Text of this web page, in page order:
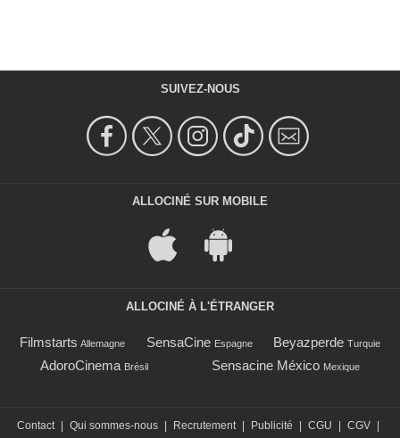
SUIVEZ-NOUS
ALLOCINÉ SUR MOBILE
ALLOCINÉ À L'ÉTRANGER
Filmstarts Allemagne SensaCine Espagne Beyazperde Turquie
AdoroCinema Brésil Sensacine México Mexique
Contact Qui sommes-nous Recrutement Publicité CGU CGV